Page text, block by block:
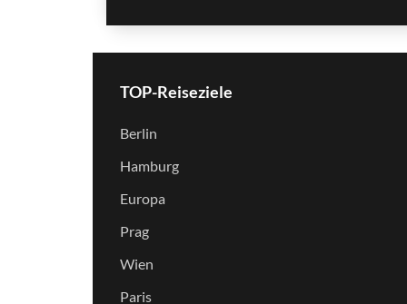
TOP-Reiseziele
Berlin
Hamburg
Europa
Prag
Wien
Paris